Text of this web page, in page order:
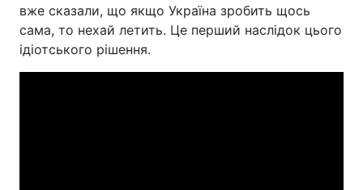
вже сказали, що якщо Україна зробить щось
сама, то нехай летить. Це перший наслідок цього
ідіотського рішення.